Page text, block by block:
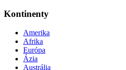
Kontinenty
Amerika
Afrika
Európa
Ázia
Austrália